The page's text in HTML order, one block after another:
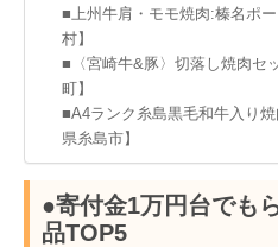
■上州牛肩・モモ焼肉:榛名ポ
村】
■〈宮崎牛&豚〉切落し焼肉セ
町】
■A4ランク糸島黒毛和牛入り
県糸島市】
●寄付金1万円台でも
品TOP5